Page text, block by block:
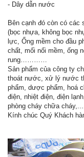
- Dây dẫn nước
Bên cạnh đó còn có các
(bọc nhựa, không bọc
lực, Ống mềm cho đầu
chất, mối nối mềm, ống
rung…………
Sản phẩm của công ty
thoát nước, xử lý nước
phẩm, dược phẩm, hoá
điện, nhiệt điện, điện
phòng cháy chữa
Kính chúc Quý Khách